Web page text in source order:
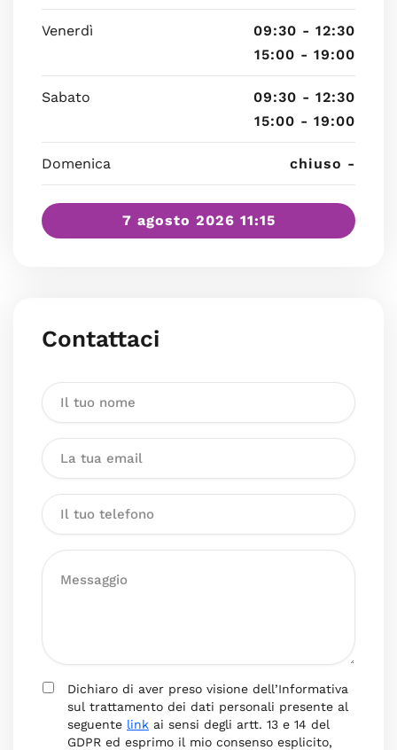
Venerdì
09:30 - 12:30
15:00 - 19:00
Sabato
09:30 - 12:30
15:00 - 19:00
Domenica chiuso -
7 agosto 2026 11:15
Contattaci
Dichiaro di aver preso visione dell’Informativa
sul trattamento dei dati personali presente al
seguente link ai sensi degli artt. 13 e 14 del
GDPR ed esprimo il mio consenso esplicito,